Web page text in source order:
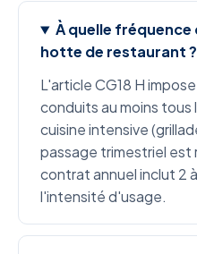
À quelle fréquence
hotte de restaurant ?
L'article CG18 H
conduits au moins tous
cuisine intensive
passage trimestriel est
contrat annuel inclut 2
l'intensité d'usage.